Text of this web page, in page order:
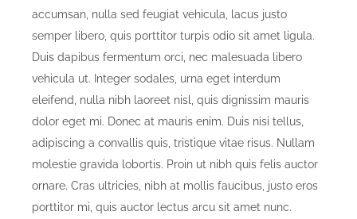
accumsan, nulla sed feugiat vehicula, lacus justo
semper libero, quis porttitor turpis odio sit amet ligula.
Duis dapibus fermentum orci, nec malesuada libero
vehicula ut. Integer sodales, urna eget interdum
eleifend, nulla nibh laoreet nisl, quis dignissim mauris
dolor eget mi. Donec at mauris enim. Duis nisi tellus,
adipiscing a convallis quis, tristique vitae risus. Nullam
molestie gravida lobortis. Proin ut nibh quis felis auctor
ornare. Cras ultricies, nibh at mollis faucibus, justo eros
porttitor mi, quis auctor lectus arcu sit amet nunc.